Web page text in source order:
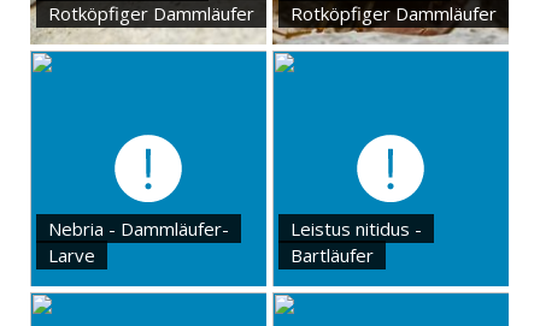
Rotköpfiger Dammläufer
Rotköpfiger Dammläufer
Nebria - Dammläufer-
Larve
Leistus nitidus -
Bartläufer